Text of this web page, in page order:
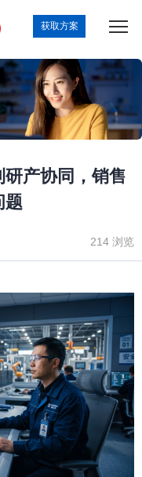
获取方案
产协同，销售
题
214 浏览